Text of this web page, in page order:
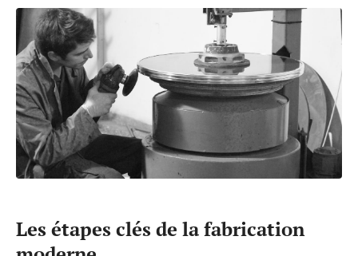
Les étapes clés de la fabrication